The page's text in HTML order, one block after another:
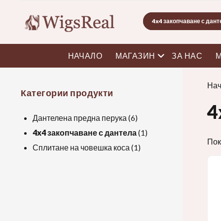
Търсене
НАЧАЛО МАГАЗИН отворено меню
ЗА НАС
Категории продукти
Дантелена предна перука (6)
4x4 закопчаване с дантела(1)
Сплитане на човешка коса (1)